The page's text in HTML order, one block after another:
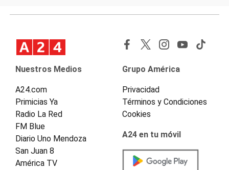
Nuestros Medios
A24.com
Primicias Ya
Radio La Red
FM Blue
Diario Uno Mendoza
San Juan 8
América TV
Grupo América
Privacidad
Términos y Condiciones
Cookies
A24 en tu móvil